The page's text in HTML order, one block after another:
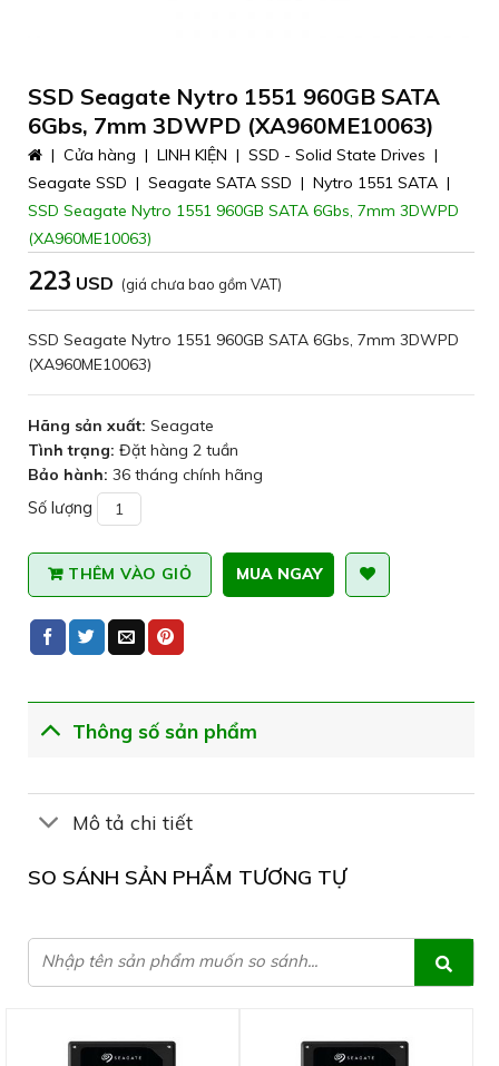
SSD Seagate Nytro 1551 960GB SATA
6Gbs, 7mm 3DWPD (XA960ME10063)
| Cửa hàng | LINH KIỆN | SSD - Solid State Drives |
Seagate SSD | Seagate SATA SSD | Nytro 1551 SATA |
SSD Seagate Nytro 1551 960GB SATA 6Gbs, 7mm 3DWPD
(XA960ME10063)
223 (giá chưa bao gồm VAT)
SSD Seagate Nytro 1551 960GB SATA 6Gbs, 7mm 3DWPD
(XA960ME10063)
Hãng sản xuất: Seagate
Tình trạng: Đặt hàng 2 tuần
Bảo hành: 36 tháng chính hãng
Số lượng
THÊM VÀO GIỎ MUA NGAY
Thông số sản phẩm
Mô tả chi tiết
SO SÁNH SẢN PHẨM TƯƠNG TỰ